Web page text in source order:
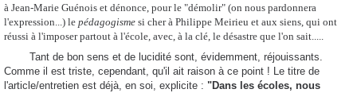
à Jean-Marie Guénois et dénonce, pour le "démolir" (on nous pardonnera
l'expression...) le pédagogisme si cher à Philippe Meirieu et aux siens, qui ont
réussi à l'imposer partout à l'école, avec, à la clé, le désastre que l'on sait.....
Tant de bon sens et de lucidité sont, évidemment, réjouissants.
Comme il est triste, cependant, qu'il ait raison à ce point ! Le titre de
l'article/entretien est déjà, en soi, explicite : "Dans les écoles, nous